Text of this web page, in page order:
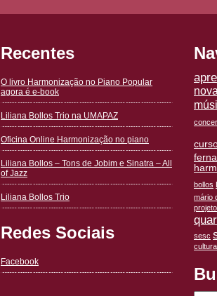
Recentes
O livro Harmonização no Piano Popular
agora é e-book
Liliana Bollos Trio na UMAPAZ
Oficina Online Harmonização no piano
Liliana Bollos – Tons de Jobim e Sinatra – All
of Jazz
Liliana Bollos Trio
Redes Sociais
Facebook
nova
bollos
mário
sesc
cultura